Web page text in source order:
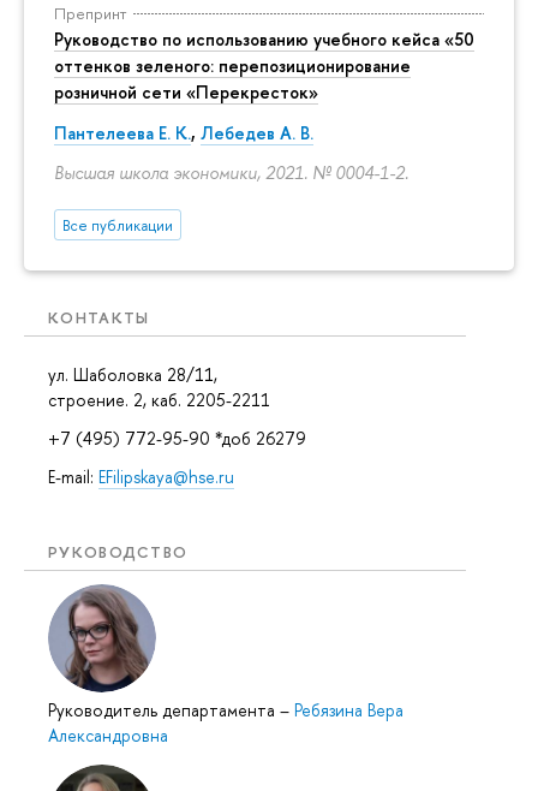
Препринт
Руководство по использованию учебного кейса «50
оттенков зеленого: перепозиционирование
розничной сети «Перекресток»
Пантелеева Е. К., Лебедев А. В.
Высшая школа экономики, 2021. № 0004-1-2.
Все публикации
КОНТАКТЫ
ул. Шаболовка 28/11,
строение. 2, каб. 2205-2211
+7 (495) 772-95-90 *доб 26279
E-mail: EFilipskaya@hse.ru
РУКОВОДСТВО
Руководитель департамента – Ребязина Вера
Александровна